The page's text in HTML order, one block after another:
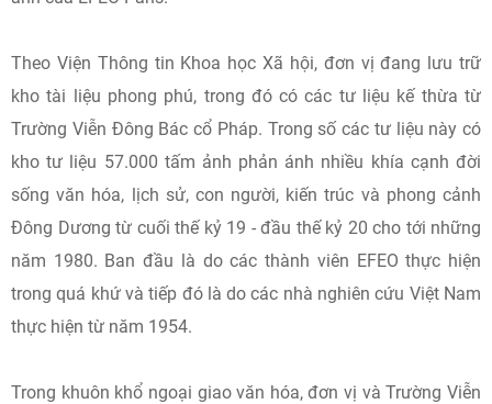
Theo Viện Thông tin Khoa học Xã hội, đơn vị đang lưu trữ
kho tài liệu phong phú, trong đó có các tư liệu kế thừa từ
Trường Viễn Đông Bác cổ Pháp. Trong số các tư liệu này có
kho tư liệu 57.000 tấm ảnh phản ánh nhiều khía cạnh đời
sống văn hóa, lịch sử, con người, kiến trúc và phong cảnh
Đông Dương từ cuối thế kỷ 19 - đầu thế kỷ 20 cho tới những
năm 1980. Ban đầu là do các thành viên EFEO thực hiện
trong quá khứ và tiếp đó là do các nhà nghiên cứu Việt Nam
thực hiện từ năm 1954.
Trong khuôn khổ ngoại giao văn hóa, đơn vị và Trường Viễn